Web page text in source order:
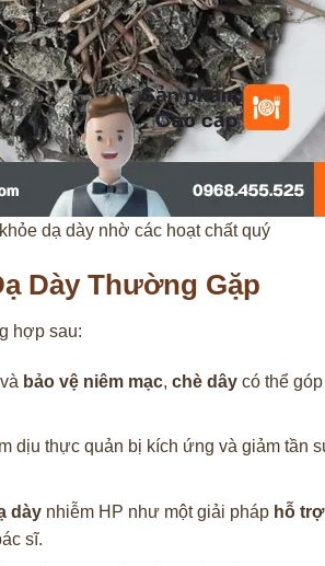
dạ dày nhờ các hoạt chất quý
Dày Thường Gặp
hợp sau:
bảo vệ niêm mạc, chè dâycó thể góp
dịu thực quản bị kích ứng và giảm tần
dàynhiễm HP như một giải pháp hỗ
sĩ.